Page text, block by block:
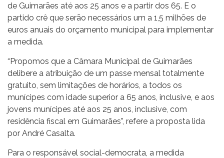
de Guimarães até aos 25 anos e a partir dos 65. E o
partido crê que serão necessários um a 1,5 milhões de
euros anuais do orçamento municipal para implementar
a medida.
“Propomos que a Câmara Municipal de Guimarães
delibere a atribuição de um passe mensal totalmente
gratuito, sem limitações de horários, a todos os
munícipes com idade superior a 65 anos, inclusive, e aos
jovens munícipes até aos 25 anos, inclusive, com
residência fiscal em Guimarães”, refere a proposta lida
por André Casalta.
Para o responsável social-democrata, a medida